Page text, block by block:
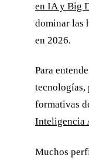
en IA y Big
dominar las
en 2026.
Para
tecnologías,
formativas
Inteligencia
Muchos